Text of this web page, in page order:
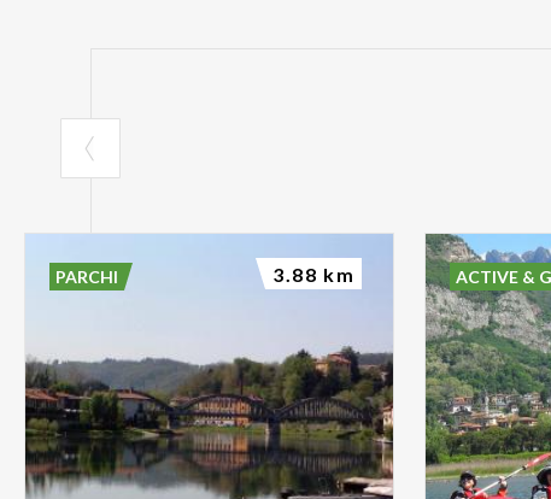
PARCHI 3.88 km ACTIVE &